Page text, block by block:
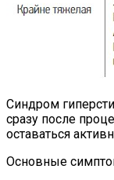
Синдром
сразу после
оставаться
Основные